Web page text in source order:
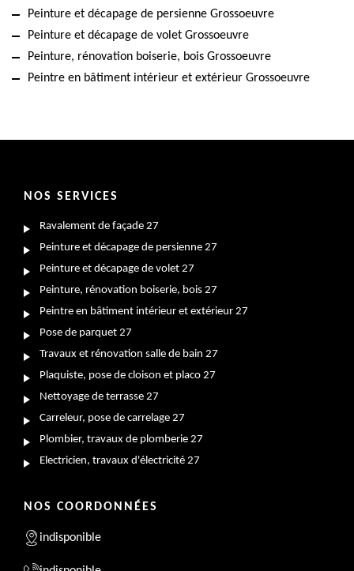
Peinture et décapage de persienne Grossoeuvre
Peinture et décapage de volet Grossoeuvre
Peinture, rénovation boiserie, bois Grossoeuvre
Peintre en bâtiment intérieur et extérieur Grossoeuvre
NOS SERVICES
Ravalement de façade 27
Peinture et décapage de persienne 27
Peinture et décapage de volet 27
Peinture, rénovation boiserie, bois 27
Peintre en bâtiment intérieur et extérieur 27
Pose de parquet 27
Travaux et rénovation salle de bain 27
Plaquiste, pose de cloison et placo 27
Nettoyage de terrasse 27
Carreleur, pose de carrelage 27
Plombier, travaux de plomberie 27
Electricien, travaux d'électricité 27
NOS COORDONNÉES
indisponible